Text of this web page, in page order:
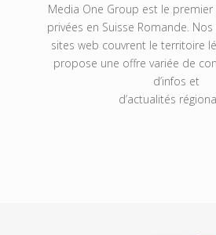
Media One Group est le
privées en Suisse Romande.
sites web couvrent le territoire
propose une offre variée de
d’infos et
d’actualités